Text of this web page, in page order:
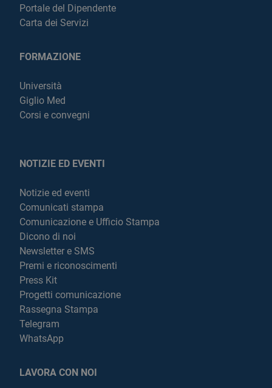
Portale del Dipendente
Carta dei Servizi
FORMAZIONE
Università
Giglio Med
Corsi e convegni
NOTIZIE ED EVENTI
Notizie ed eventi
Comunicati stampa
Comunicazione e Ufficio Stampa
Dicono di noi
Newsletter e SMS
Premi e riconoscimenti
Press Kit
Progetti comunicazione
Rassegna Stampa
Telegram
WhatsApp
LAVORA CON NOI